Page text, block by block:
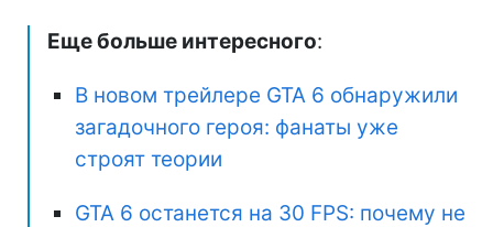
Еще больше интересного:
В новом трейлере GTA 6 обнаружили
загадочного героя: фанаты уже
строят теории
GTA 6 останется на 30 FPS: почему не